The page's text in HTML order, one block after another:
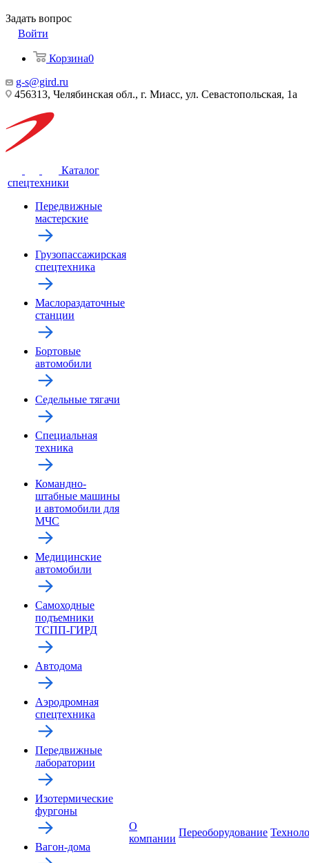
Задать вопрос
Войти
Корзина0
g-s@gird.ru
456313, Челябинская обл., г. Миасс, ул. Севастопольская, 1а
Каталог
спецтехники
Передвижные
мастерские
Грузопассажирская
спецтехника
Маслораздаточные
станции
Бортовые
автомобили
Седельные тягачи
Специальная
техника
Командно-
штабные машины
и автомобили для
МЧС
Медицинские
автомобили
Самоходные
подъемники
ТСПП-ГИРД
Автодома
Аэродромная
спецтехника
Передвижные
лаборатории
Изотермические
фургоны
Вагон-дома
О
компании
Переоборудование